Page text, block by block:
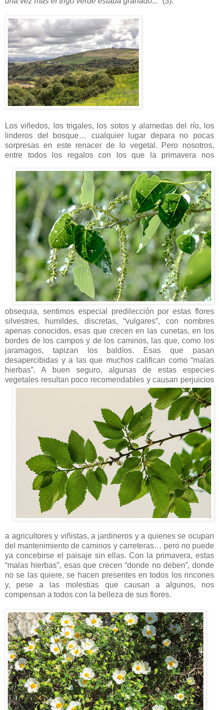
Los viñedos, los trigales, los sotos y alamedas del río, los
linderos del bosque… cualquier lugar depara no pocas
sorpresas en este renacer de lo vegetal. Pero nosotros,
entre todos los regaloscon los que la primavera nos
obsequia, sentimos especial predilección por estas flores
silvestres, humildes, discretas, “vulgares”, con nombres
apenas conocidos, esas que crecen en las cunetas, en los
bordes de los campos y de los caminos, las que, como los
jaramagos, tapizan los baldíos. Esas que pasan
desapercibidas y a las que muchos califican como “malas
hierbas”. A buen seguro, algunas de estas especies
vegetales resultan poco recomendables y causan perjuicios
a agricultores y viñistas, a jardineros y a quienes se ocupan
del mantenimiento de caminos y carreteras… pero no puede
ya concebirse el paisaje sin ellas. Con la primavera, estas
“malas hierbas”, esas que crecen “donde no deben”, donde
no se las quiere, se hacen presentes en todos los rincones
y, pese a las molestias que causan a algunos, nos
compensan a todos con la belleza de sus flores.